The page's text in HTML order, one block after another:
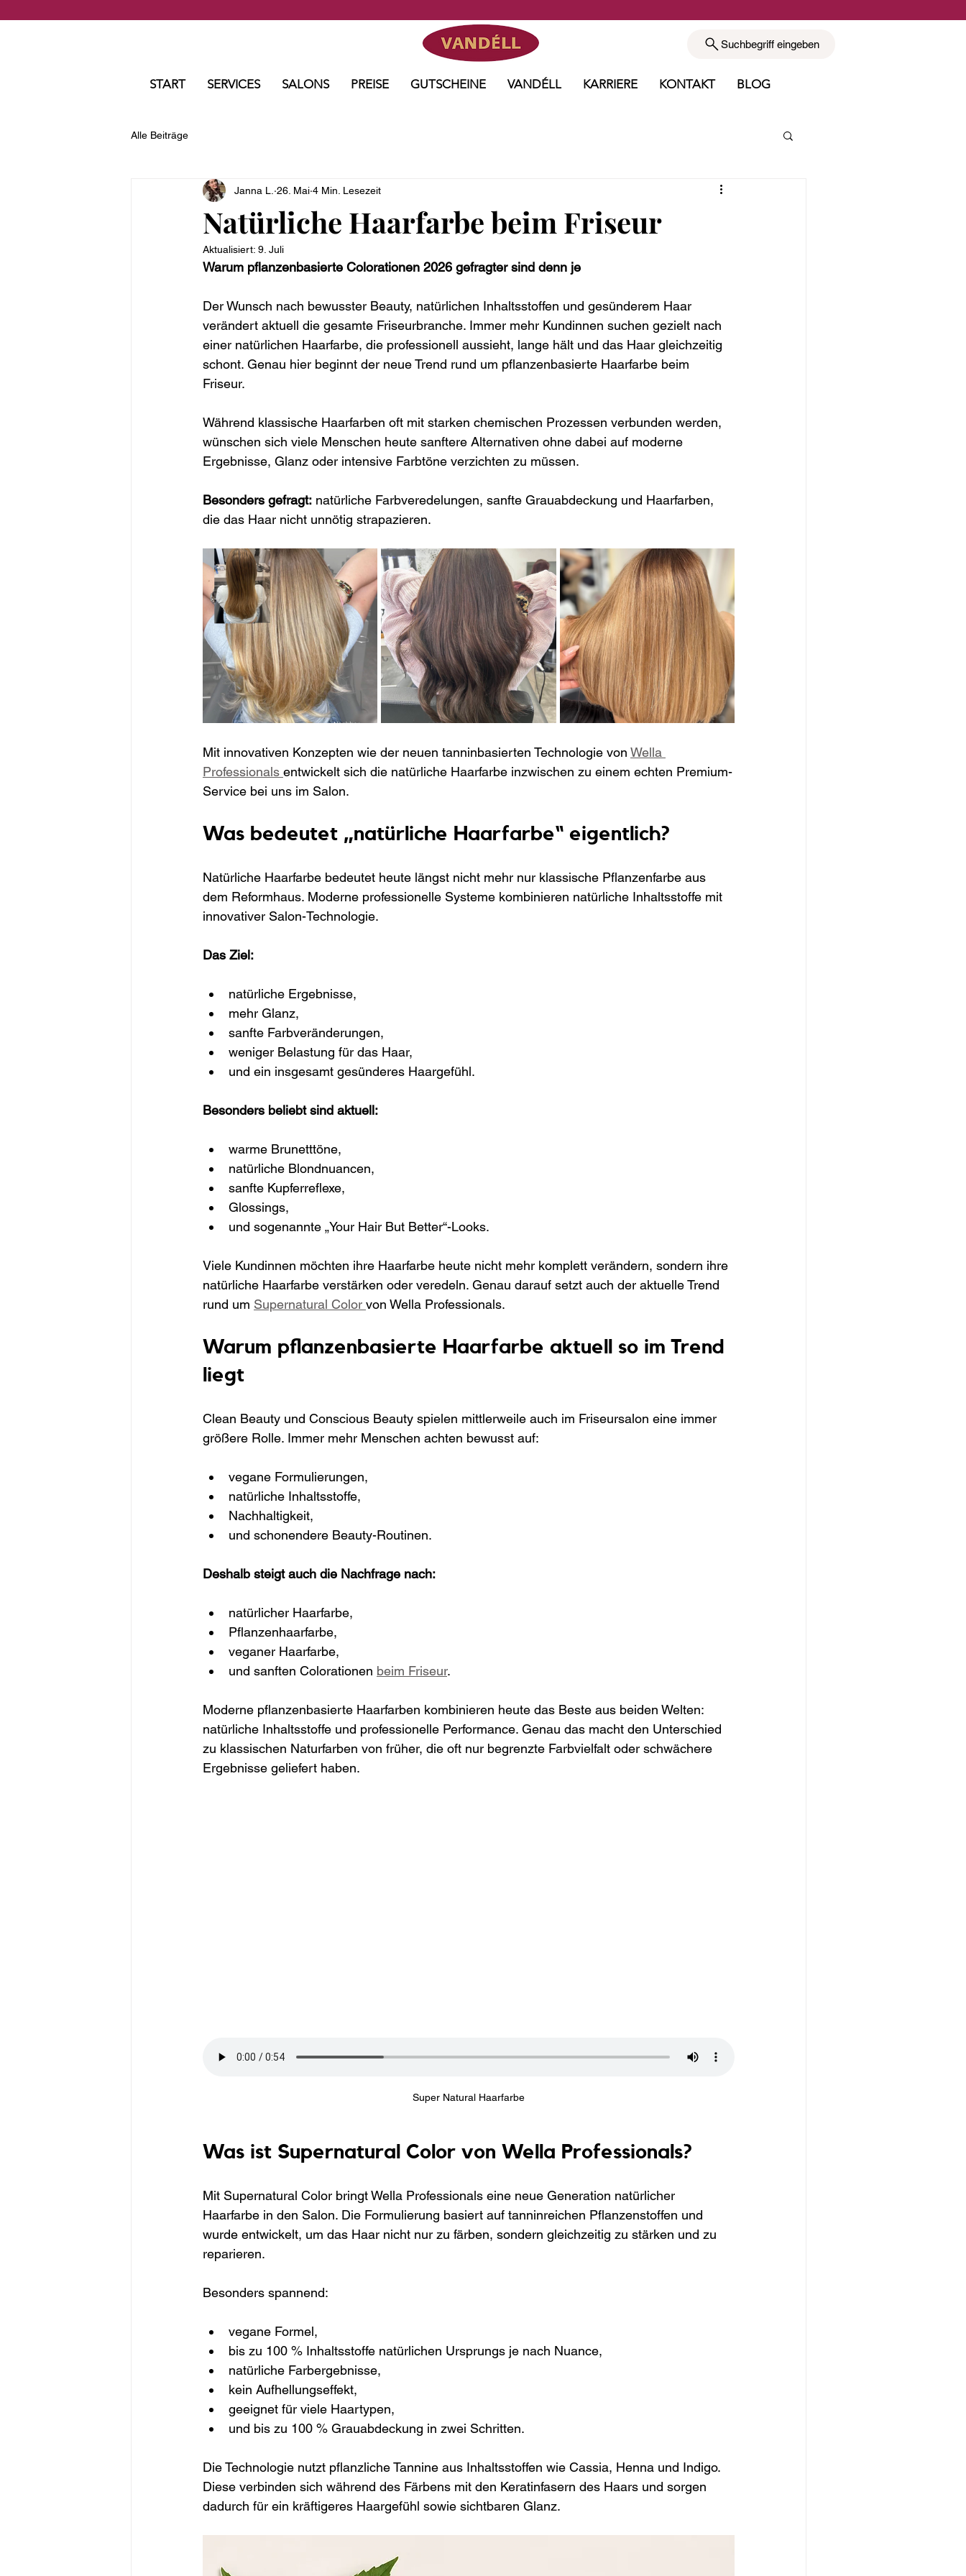
Suchbegriff eingeben
START SERVICES SALONS PREISE GUTSCHEINE VANDÉLL KARRIERE KONTAKT BLOG
Alle Beiträge
Natürliche Haarfarbe beim Friseur
Janna L. 26. Mai 4 Min. Lesezeit
Aktualisiert: 9. Juli
Warum pflanzenbasierte Colorationen 2026 gefragter sind denn je
Der Wunsch nach bewusster Beauty, natürlichen Inhaltsstoffen und gesünderem Haar
verändert aktuell die gesamte Friseurbranche. Immer mehr Kundinnen suchen gezielt nach
einer natürlichen Haarfarbe, die professionell aussieht, lange hält und das Haar gleichzeitig
schont. Genau hier beginnt der neue Trend rund um pflanzenbasierte Haarfarbe beim
Friseur.
Während klassische Haarfarben oft mit starken chemischen Prozessen verbunden werden,
wünschen sich viele Menschen heute sanftere Alternativen ohne dabei auf moderne
Ergebnisse, Glanz oder intensive Farbtöne verzichten zu müssen.
Besonders gefragt: natürliche Farbveredelungen, sanfte Grauabdeckung und Haarfarben,
die das Haar nicht unnötig strapazieren.
Mit innovativen Konzepten wie der neuen tanninbasierten Technologie von Wella
Professionals entwickelt sich die natürliche Haarfarbe inzwischen zu einem echten Premium-
Service bei uns im Salon.
Was bedeutet „natürliche Haarfarbe“ eigentlich?
Natürliche Haarfarbe bedeutet heute längst nicht mehr nur klassische Pflanzenfarbe aus
dem Reformhaus. Moderne professionelle Systeme kombinieren natürliche Inhaltsstoffe mit
innovativer Salon-Technologie.
Das Ziel:
natürliche Ergebnisse,
mehr Glanz,
sanfte Farbveränderungen,
weniger Belastung für das Haar,
und ein insgesamt gesünderes Haargefühl.
Besonders beliebt sind aktuell:
warme Brunetttöne,
natürliche Blondnuancen,
sanfte Kupferreflexe,
Glossings,
und sogenannte „Your Hair But Better“-Looks.
Viele Kundinnen möchten ihre Haarfarbe heute nicht mehr komplett verändern, sondern ihre
natürliche Haarfarbe verstärken oder veredeln. Genau darauf setzt auch der aktuelle Trend
rund um Supernatural Color von Wella Professionals.
Warum pflanzenbasierte Haarfarbe aktuell so im Trend
liegt
Clean Beauty und Conscious Beauty spielen mittlerweile auch im Friseursalon eine immer
größere Rolle. Immer mehr Menschen achten bewusst auf:
vegane Formulierungen,
natürliche Inhaltsstoffe,
Nachhaltigkeit,
und schonendere Beauty-Routinen.
Deshalb steigt auch die Nachfrage nach:
natürlicher Haarfarbe,
Pflanzenhaarfarbe,
veganer Haarfarbe,
und sanften Colorationen beim Friseur.
Moderne pflanzenbasierte Haarfarben kombinieren heute das Beste aus beiden Welten:
natürliche Inhaltsstoffe und professionelle Performance. Genau das macht den Unterschied
zu klassischen Naturfarben von früher, die oft nur begrenzte Farbvielfalt oder schwächere
Ergebnisse geliefert haben.
Super Natural Haarfarbe
Was ist Supernatural Color von Wella Professionals?
Mit Supernatural Color bringt Wella Professionals eine neue Generation natürlicher
Haarfarbe in den Salon. Die Formulierung basiert auf tanninreichen Pflanzenstoffen und
wurde entwickelt, um das Haar nicht nur zu färben, sondern gleichzeitig zu stärken und zu
reparieren.
Besonders spannend:
vegane Formel,
bis zu 100 % Inhaltsstoffe natürlichen Ursprungs je nach Nuance,
natürliche Farbergebnisse,
kein Aufhellungseffekt,
geeignet für viele Haartypen,
und bis zu 100 % Grauabdeckung in zwei Schritten.
Die Technologie nutzt pflanzliche Tannine aus Inhaltsstoffen wie Cassia, Henna und Indigo.
Diese verbinden sich während des Färbens mit den Keratinfasern des Haars und sorgen
dadurch für ein kräftigeres Haargefühl sowie sichtbaren Glanz.